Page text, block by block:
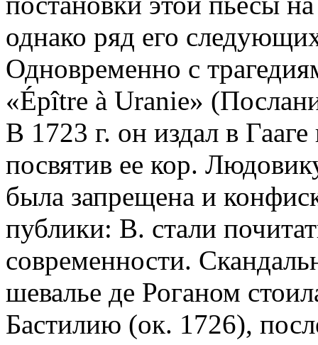
однако ряд его
Одновременно с
«Épître à Uranie»
В 1723 г. он издал в
посвятив ее кор.
была запрещена и
публики: В. стали
современности.
шевалье де Роганом
Бастилию (ок. 1726),